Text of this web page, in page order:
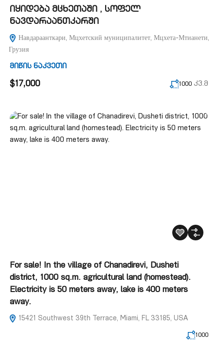
იყიდება მცხეთაში , სოფელ
ნავდარაანთკარში
Навдараанткари, Мцхетский муниципалитет, Мцхета-Мтианети,
Грузия
მიწის ნაკვეთი
$17,000 1000 კვ.მ
For sale! In the village of Chanadirevi, Dusheti
district, 1000 sq.m. agricultural land (homestead).
Electricity is 50 meters away, lake is 400 meters
away.
15421 Southwest 39th Terrace, Miami, FL 33185, USA
1000